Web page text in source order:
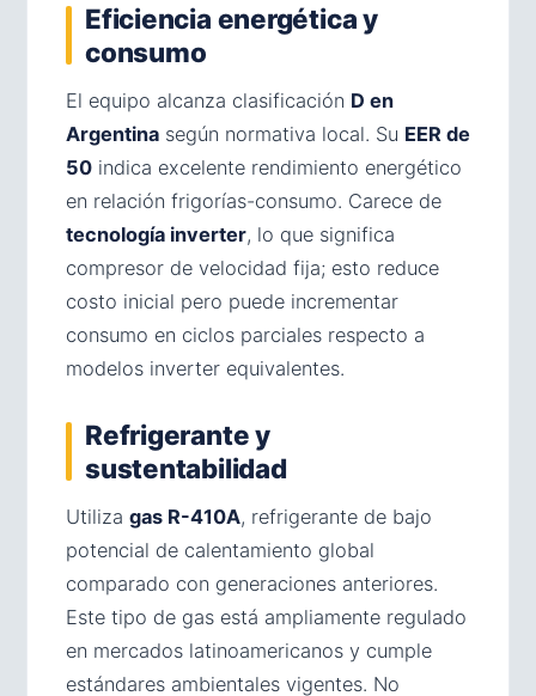
Eficiencia energética y
consumo
El equipo alcanza clasificación D en
Argentina según normativa local. Su EER de
50 indica excelente rendimiento energético
en relación frigorías-consumo. Carece de
tecnología inverter, lo que significa
compresor de velocidad fija; esto reduce
costo inicial pero puede incrementar
consumo en ciclos parciales respecto a
modelos inverter equivalentes.
Refrigerante y
sustentabilidad
Utiliza gas R-410A, refrigerante de bajo
potencial de calentamiento global
comparado con generaciones anteriores.
Este tipo de gas está ampliamente regulado
en mercados latinoamericanos y cumple
estándares ambientales vigentes. No